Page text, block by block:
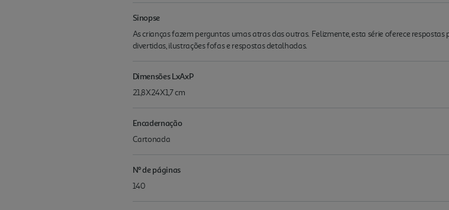
Sinopse
As crianças fazem perguntas umas atras das outras. Felizmente, esta série oferece
divertidas, ilustrações fofas e respostas detalhadas.
Dimensões LxAxP
21,8X24X1,7 cm
Encadernação
Cartonada
Nº de páginas
140